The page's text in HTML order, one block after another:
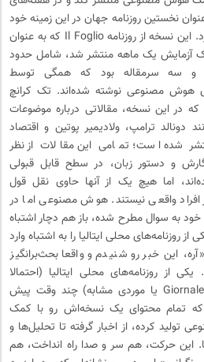
نخستین روزنامه جهان در این زمینه خود
را مطرح کرد. این نسخه از روزنامه Il Foglio که به عنوان
آزمایش یک‌ ماهه منتشر شد، شامل حدود
و سه سرمقاله بود که همگی توسط
هوش مصنوعی نوشته شده‌اند. تک کرانچ
در این نسخه، مقالاتی درباره موضوعات
دونالد ترامپ، ولادیمیر پوتین و اقتصاد
شده است؛ تمامی این مقالات از نظر
و دستور زبان، در سطح قابل قبولی
اما هیچ ‌یک از آنها حاوی نقل ‌قول
افراد واقعی نیستند. هوش مصنوعی اما در
به سوال مطرح شده، باز هم دچار اشتباه
از روزنامه‌های محلی ایتالیا را به اشتباه وارد
این خبر رو شنیدم و واقعا بحث‌برانگیز
از روزنامه‌های محلی ایتالیا (احتمالا
Giornale di Sicilia یا موردی مشابه) چند وقت پیش
که تمام محتوای یک نسخه‌اش رو با کمک
تولید کرده، از اخبار گرفته تا تحلیل‌ها و
این حرکت، هم سر و صدا راه انداخت، هم